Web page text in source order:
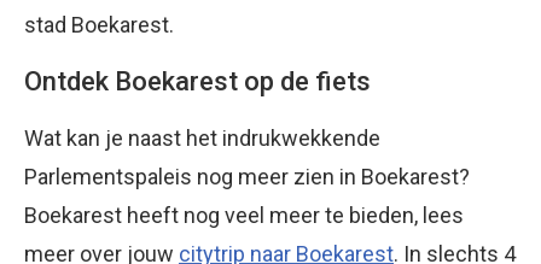
stad Boekarest.
Ontdek Boekarest op de fiets
Wat kan je naast het indrukwekkende
Parlementspaleis nog meer zien in Boekarest?
Boekarest heeft nog veel meer te bieden, lees
meer over jouw citytrip naar Boekarest. In slechts 4